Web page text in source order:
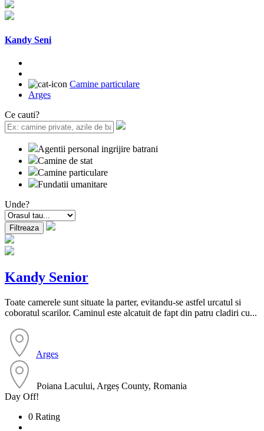
Kandy Seni
Camine particulare
Arges
Ce cauti?
Agentii personal ingrijire batrani
Camine de stat
Camine particulare
Fundatii umanitare
Unde?
Kandy Senior
Toate camerele sunt situate la parter, evitandu-se astfel urcatul si
coboratul scarilor. Caminul este alcatuit de fapt din patru cladiri cu...
Arges
Poiana Lacului, Argeș County, Romania
Day Off!
0 Rating